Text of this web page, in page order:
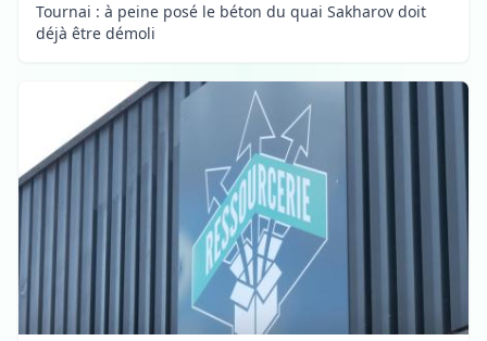
Tournai : à peine posé le béton du quai Sakharov doit
déjà être démoli